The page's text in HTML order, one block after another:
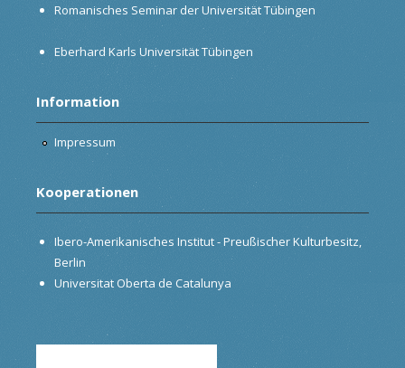
Romanisches Seminar der Universität Tübingen
Eberhard Karls Universität Tübingen
Information
Impressum
Kooperationen
Ibero-Amerikanisches Institut - Preußischer Kulturbesitz,
Berlin
Universitat Oberta de Catalunya